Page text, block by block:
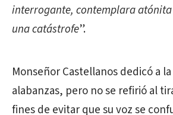
interrogante, contemplara
una catástrofe”.
Monseñor Castellanos dedicó a
alabanzas, pero no se refirió al
fines de evitar que su voz se